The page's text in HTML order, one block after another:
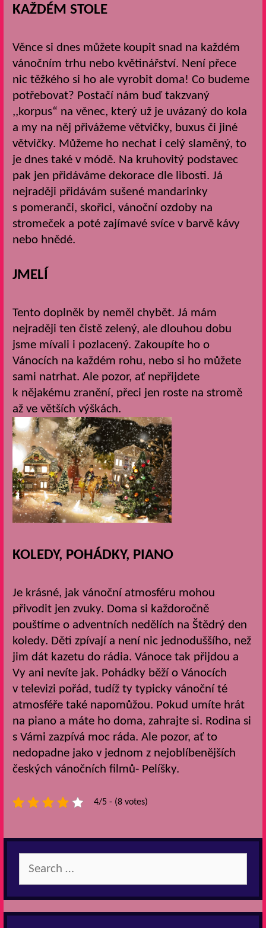
KAŽDÉM STOLE
Věnce si dnes můžete koupit snad na každém
vánočním trhu nebo květinářství. Není přece
nic těžkého si ho ale vyrobit doma! Co budeme
potřebovat? Postačí nám buď takzvaný
,,korpus“ na věnec, který už je uvázaný do kola
a my na něj přivážeme větvičky, buxus či jiné
větvičky. Můžeme ho nechat i celý slaměný, to
je dnes také v módě. Na kruhovitý podstavec
pak jen přidáváme dekorace dle libosti. Já
nejraději přidávám sušené mandarinky
s pomeranči, skořici, vánoční ozdoby na
stromeček a poté zajímavé svíce v barvě kávy
nebo hnědé.
JMELÍ
Tento doplněk by neměl chybět. Já mám
nejraději ten čistě zelený, ale dlouhou dobu
jsme mívali i pozlacený. Zakoupíte ho o
Vánocích na každém rohu, nebo si ho můžete
sami natrhat. Ale pozor, ať nepřijdete
k nějakému zranění, přeci jen roste na stromě
až ve větších výškách.
KOLEDY, POHÁDKY, PIANO
Je krásné, jak vánoční atmosféru mohou
přivodit jen zvuky. Doma si každoročně
pouštíme o adventních nedělích na Štědrý den
koledy. Děti zpívají a není nic jednoduššího, než
jim dát kazetu do rádia. Vánoce tak přijdou a
Vy ani nevíte jak. Pohádky běží o Vánocích
v televizi pořád, tudíž ty typicky vánoční té
atmosféře také napomůžou. Pokud umíte hrát
na piano a máte ho doma, zahrajte si. Rodina si
s Vámi zazpívá moc ráda. Ale pozor, ať to
nedopadne jako v jednom z nejoblíbenějších
českých vánočních filmů- Pelíšky.
4/5 - (8 votes)
for: